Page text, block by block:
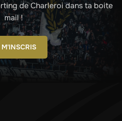
de Charleroi dans ta boite
mail !